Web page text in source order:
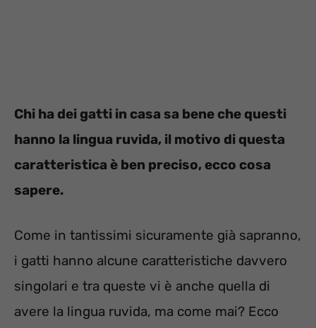
Chi ha dei gatti in casa sa bene che questi
hanno la lingua ruvida, il motivo di questa
caratteristica è ben preciso, ecco cosa
sapere.
Come in tantissimi sicuramente già sapranno,
i gatti hanno alcune caratteristiche davvero
singolari e tra queste vi è anche quella di
avere la lingua ruvida, ma come mai? Ecco